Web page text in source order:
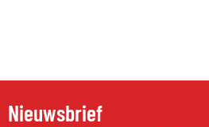
Nieuwsbrief